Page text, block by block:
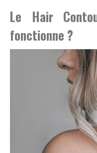
Le Hair
fonctionne ?